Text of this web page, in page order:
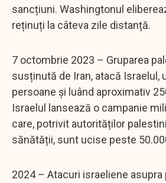
sancțiuni. Washingtonul
reținuți la câteva zile distanță.
7 octombrie 2023 – Gruparea
susținută de Iran, atacă Israelul,
persoane și luând aproximativ
Israelul lansează o campanie
care, potrivit autorităților
sănătății, sunt ucise peste
2024 – Atacuri israeliene asupra